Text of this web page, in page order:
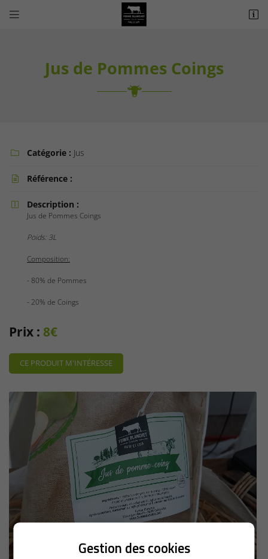
Gestion des cookies
 
Une
13 Rue Jean Moulin
 Adresse email de réception
Recopier le code ci-contre
Rafraîchir le captcha
l'adresse email indiqué ci-dessus. Vous pouvez vous désinscrire à tout moment en
utilisantle formulaire de désinscription
INSCRIPTION
Jus de Pommes Coings
 Catégorie : Jus
 Référence :
 Description :
Jus de Pommes Coings
Poids: 3L
Composition:
- 80% de Pommes
- 20% de Coings
Prix : 8€
CE PRODUIT M'INTÉRESSE